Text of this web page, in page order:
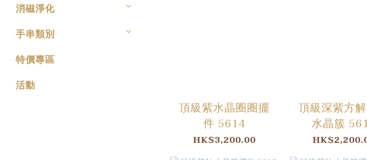
消磁淨化
手串類別
特價專區
活動
頂級紫水晶圈圈擺
件 5614
HK$3,200.00
頂級深紫方
水晶簇